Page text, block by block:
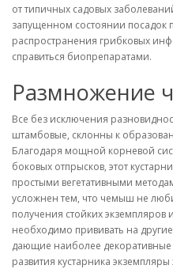
от типичных садовых
запущенном состоянии посадок
распространения грибковых
справиться биопрепаратами.
Размножение
Все без исключения
штамбовые, склонны к
Благодаря мощной корневой
боковых отпрысков, этот
простыми вегетативными
усложнен тем, что чемыш не
получения стойких
необходимо прививать на
дающие наиболее
развития кустарника